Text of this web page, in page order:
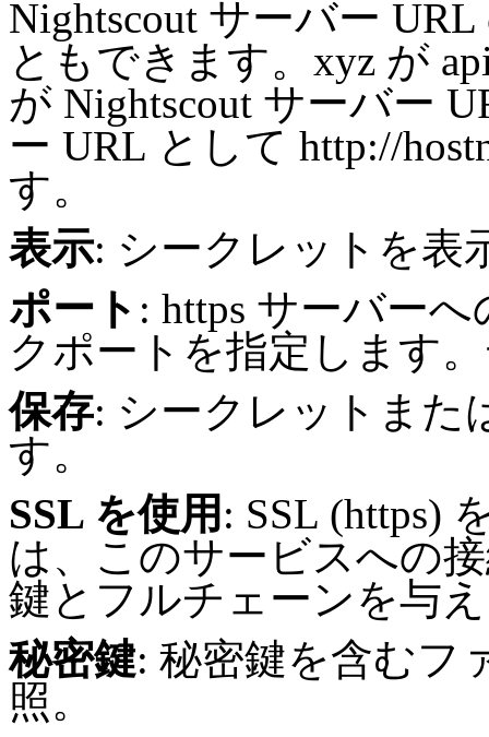
Nightscout サーバー
ともできます。xyz が
が Nightscout サーバー
ー URL として http://
す。
表示: シークレットを表
ポート : https サーバー
クポートを指定します
保存: シークレットまた
す。
SSL を使用 : SSL (https)
は、このサービスへの
鍵とフルチェーンを与
秘密鍵: 秘密鍵を含むフ
照。